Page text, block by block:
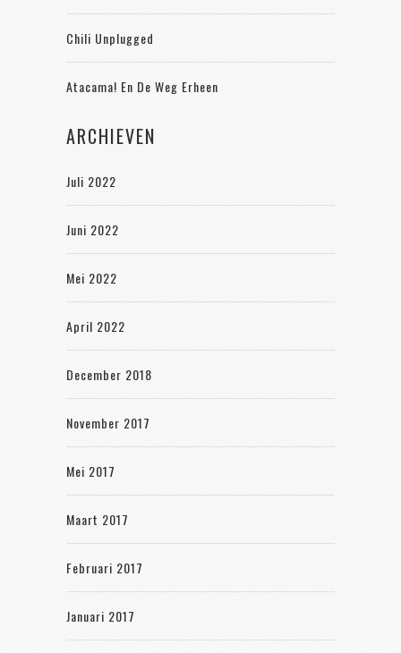
Chili Unplugged
Atacama! En De Weg Erheen
ARCHIEVEN
Juli 2022
Juni 2022
Mei 2022
April 2022
December 2018
November 2017
Mei 2017
Maart 2017
Februari 2017
Januari 2017